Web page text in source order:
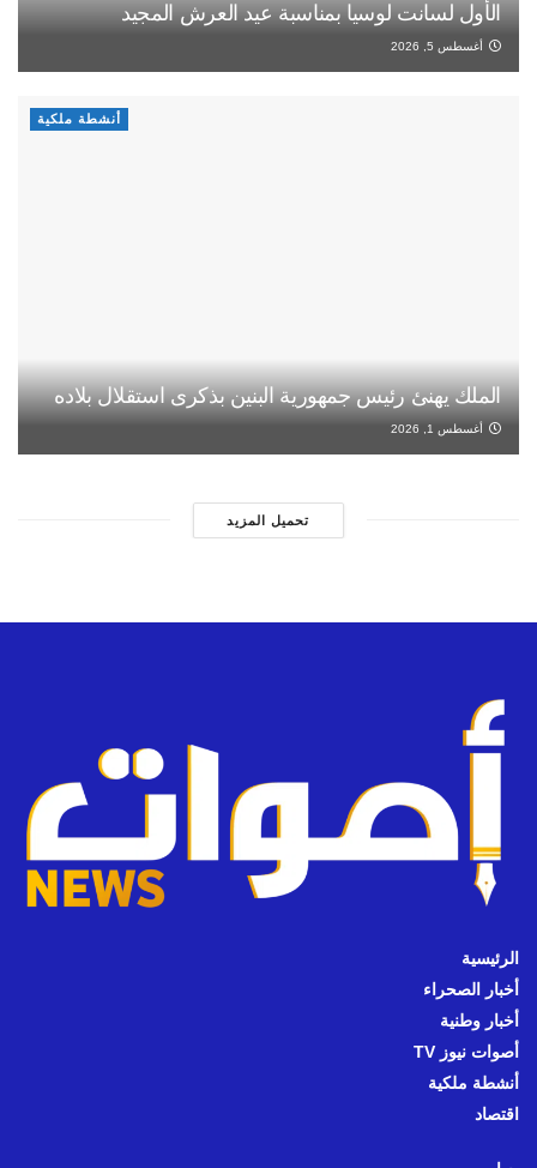
الأول لسانت لوسيا بمناسبة عيد العرش المجيد
أغسطس 5, 2026
أنشطة ملكية
الملك يهنئ رئيس جمهورية البنين بذكرى استقلال بلاده
أغسطس 1, 2026
تحميل المزيد
الرئيسية
أخبار الصحراء
أخبار وطنية
أصوات نيوز TV
أنشطة ملكية
اقتصاد